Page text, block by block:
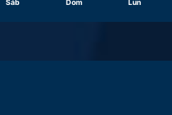
Sáb Dom Lun